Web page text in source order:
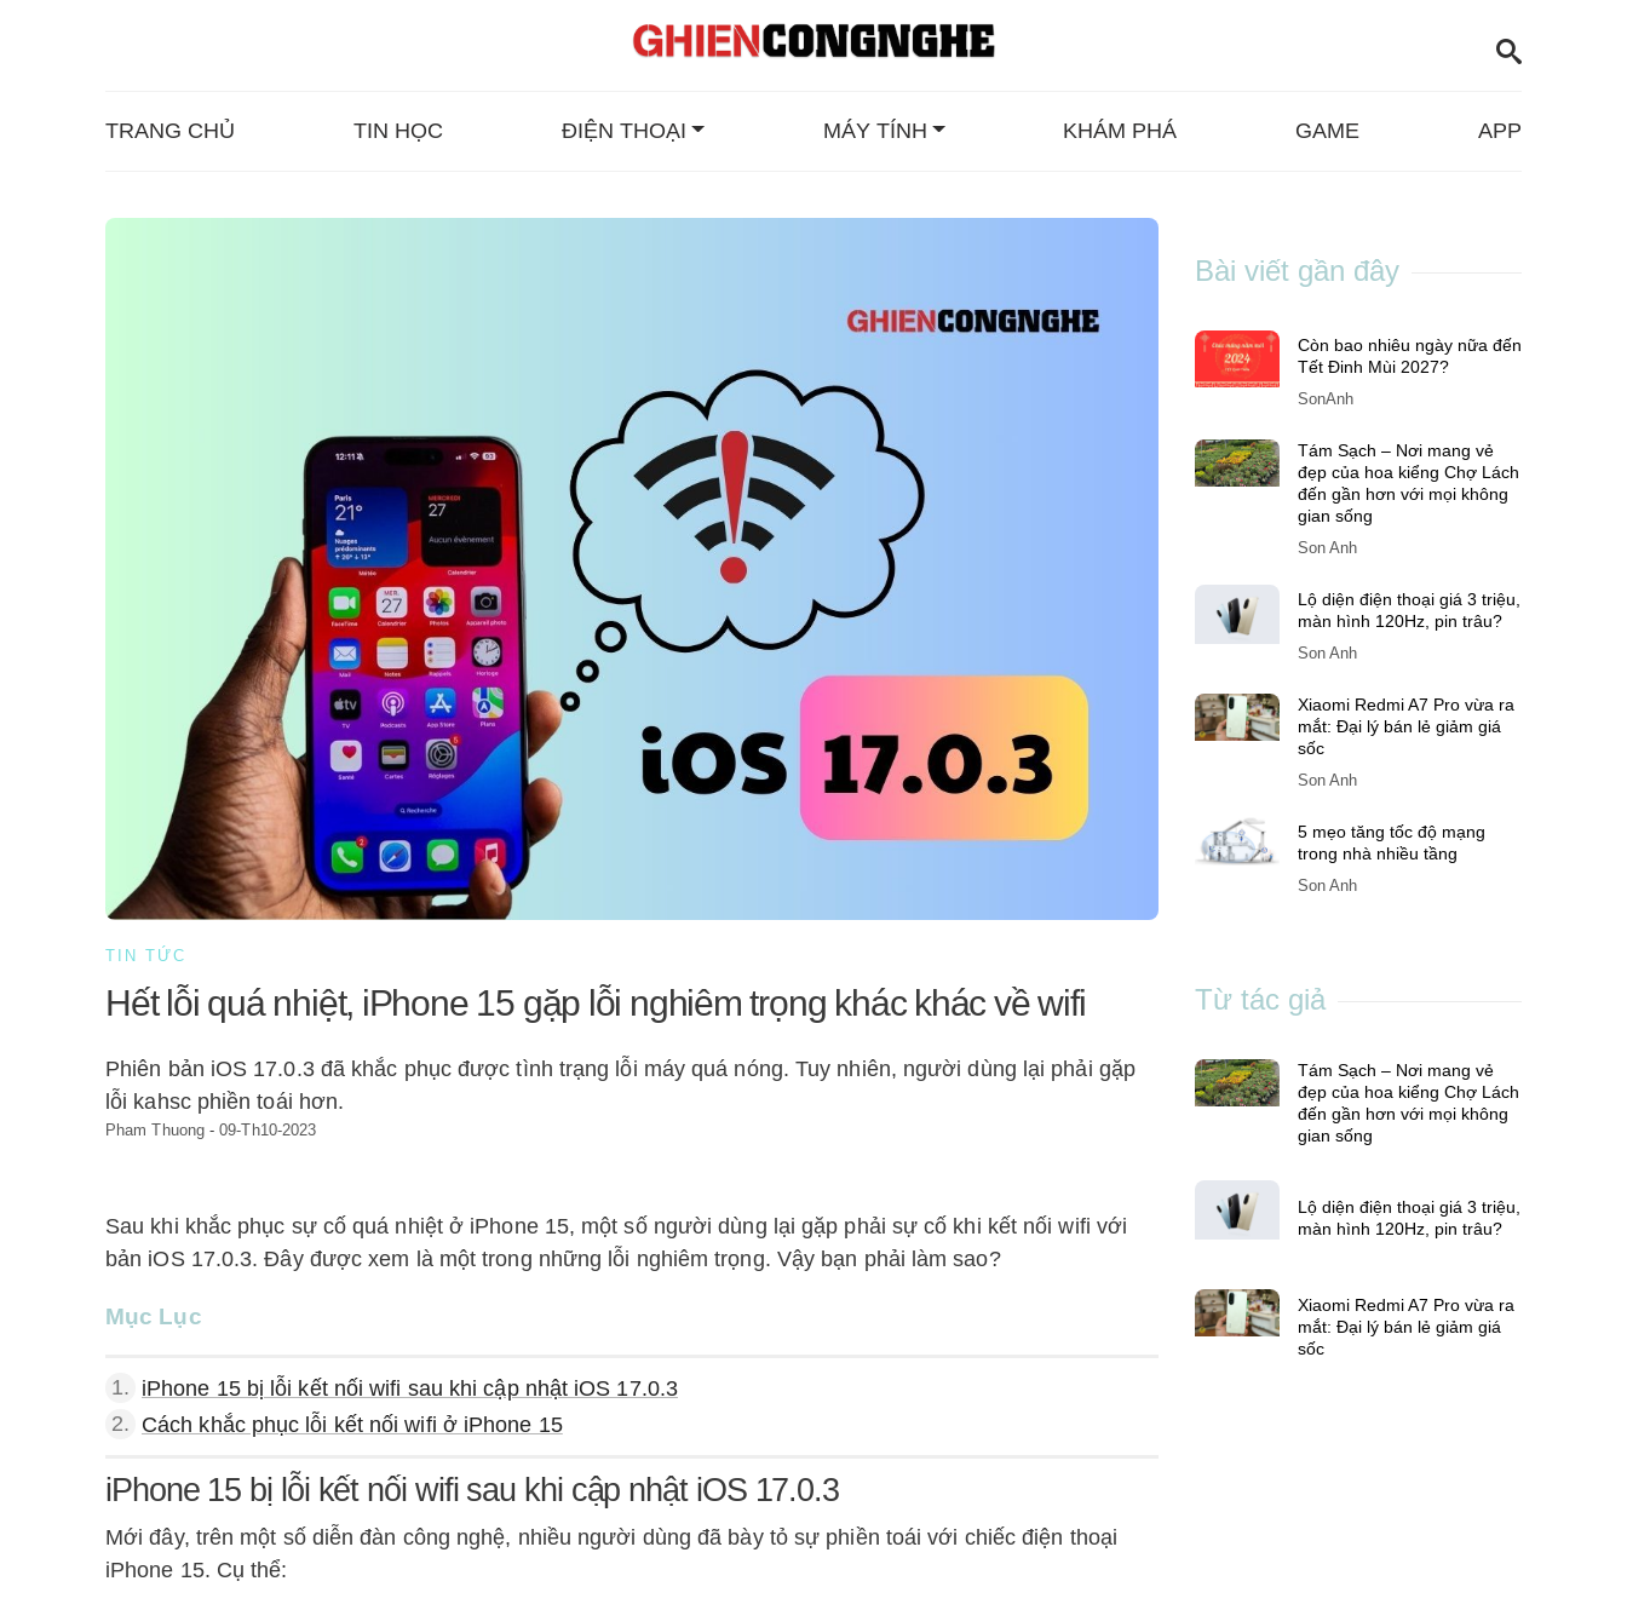
TRANG CHỦ TIN HỌC ĐIỆN THOẠI MÁY TÍNH KHÁM PHÁ GAME APP
TIN TỨC
Hết lỗi quá nhiệt, iPhone 15 gặp lỗi nghiêm trọng khác khác về wifi
Phiên bản iOS 17.0.3 đã khắc phục được tình trạng lỗi máy quá nóng. Tuy nhiên, người dùng lại phải gặp
lỗi kahsc phiền toái hơn.
Pham Thuong-09-Th10-2023
Sau khi khắc phục sự cố quá nhiệt ở iPhone 15, một số người dùng lại gặp phải sự cố khi kết nối wifi với
bản iOS 17.0.3. Đây được xem là một trong những lỗi nghiêm trọng. Vậy bạn phải làm sao?
Mục Lục
1. iPhone 15 bị lỗi kết nối wifi sau khi cập nhật iOS 17.0.3
2. Cách khắc phục lỗi kết nối wifi ở iPhone 15
iPhone 15 bị lỗi kết nối wifi sau khi cập nhật iOS 17.0.3
Mới đây, trên một số diễn đàn công nghệ, nhiều người dùng đã bày tỏ sự phiền toái với chiếc điện thoại
iPhone 15. Cụ thể:
Bài viết gần đây
Còn bao nhiêu ngày nữa đến
Tết Đinh Mùi 2027?
SonAnh
Tám Sạch – Nơi mang vẻ
đẹp của hoa kiểng Chợ Lách
đến gần hơn với mọi không
gian sống
Son Anh
Lộ diện điện thoại giá 3 triệu,
màn hình 120Hz, pin trâu?
Son Anh
Xiaomi Redmi A7 Pro vừa ra
mắt: Đại lý bán lẻ giảm giá
sốc
Son Anh
5 mẹo tăng tốc độ mạng
trong nhà nhiều tầng
Son Anh
Từ tác giả
Tám Sạch – Nơi mang vẻ
đẹp của hoa kiểng Chợ Lách
đến gần hơn với mọi không
gian sống
Lộ diện điện thoại giá 3 triệu,
màn hình 120Hz, pin trâu?
Xiaomi Redmi A7 Pro vừa ra
mắt: Đại lý bán lẻ giảm giá
sốc